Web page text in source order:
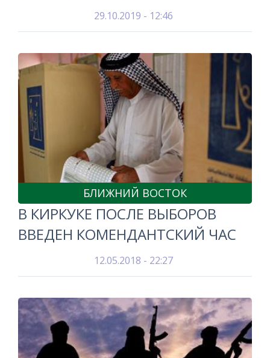
29.10.2019 - 12:46
БЛИЖНИЙ ВОСТОК
В КИРКУКЕ ПОСЛЕ ВЫБОРОВ
ВВЕДЕН КОМЕНДАНТСКИЙ ЧАС
12.05.2018 - 22:27